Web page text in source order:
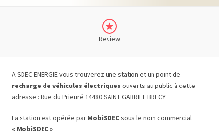
Review
A SDEC ENERGIE vous trouverez une station et un point de
recharge de véhicules électriques ouverts au public à cette
adresse : Rue du Prieuré 14480 SAINT GABRIEL BRECY
La station est opérée par MobiSDECsous le nom commercial
« MobiSDEC »